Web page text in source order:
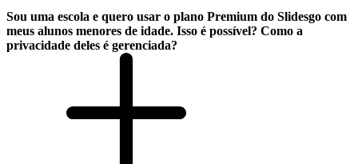
Sou uma escola e quero usar o plano Premium do Slidesgo com
meus alunos menores de idade. Isso é possível? Como a
privacidade deles é gerenciada?